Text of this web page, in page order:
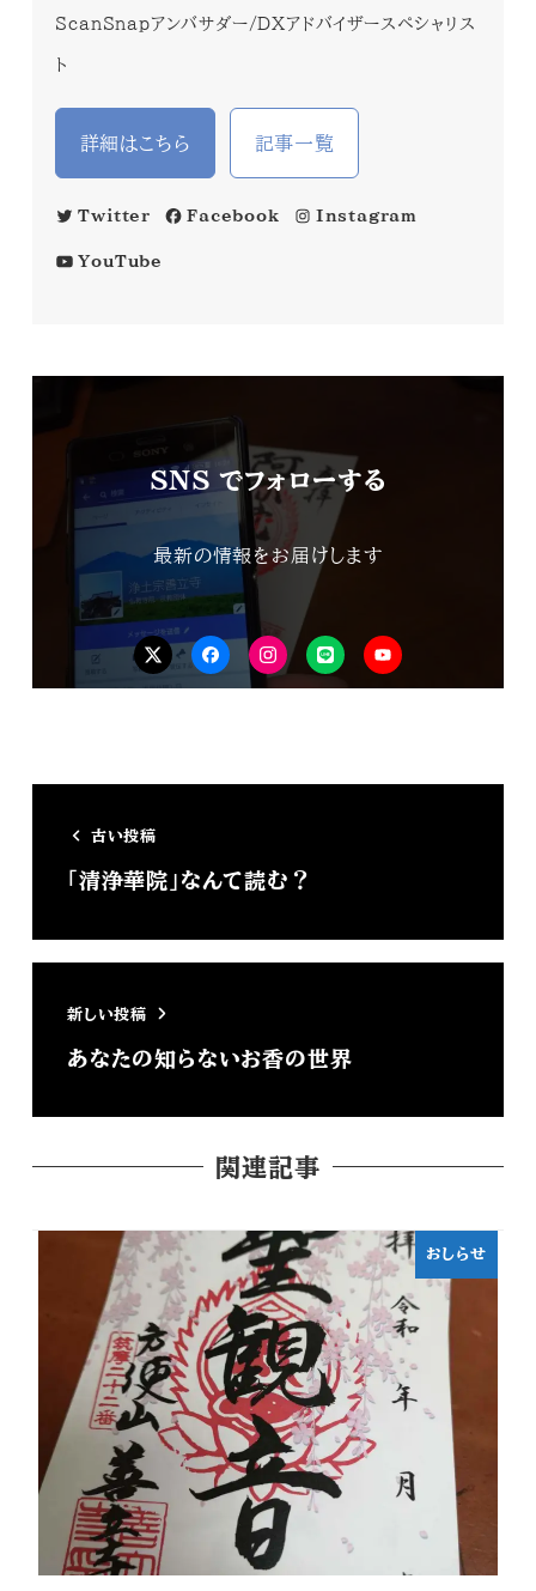
ScanSnapアンバサダー/DXアドバイザースペシャリス
ト
詳細はこちら 記事一覧
Twitter Facebook Instagram
YouTube
SNS でフォローする
最新の情報をお届けします
Tw FB isntaLINE YouTube
古い投稿
「清浄華院」なんて読む？
新しい投稿
あなたの知らないお香の世界
関連記事
おしらせ